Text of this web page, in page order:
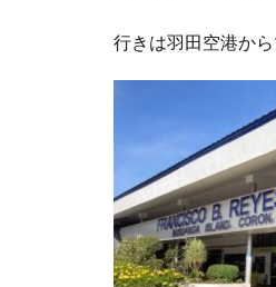
行きは羽田空港か